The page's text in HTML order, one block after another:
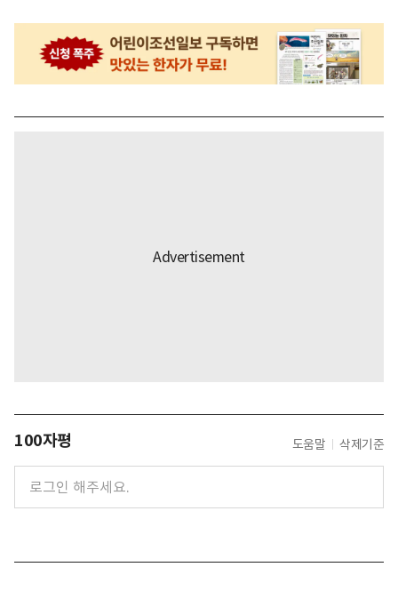
100자평 도움말 삭제기준